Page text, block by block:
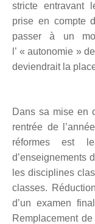
stricte entravant
prise en compte
passerà un
l’ « autonomie »
deviendrait la
Dans sa mise en
rentrée de
réformes est
d’enseignements
les disciplines
classes.
d’un examen
Remplacement